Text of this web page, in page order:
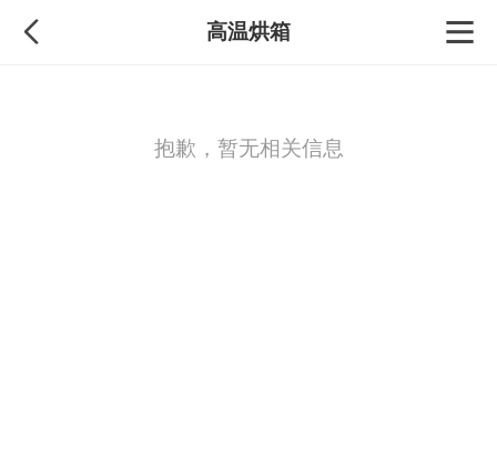
高温烘箱
抱歉，暂无相关信息